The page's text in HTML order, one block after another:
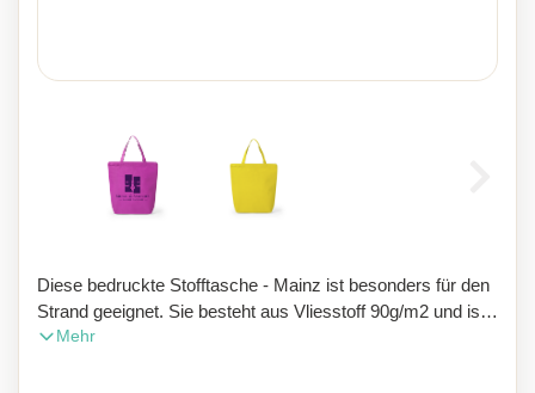
Diese bedruckte Stofftasche - Mainz ist besonders für den
Strand geeignet. Sie besteht aus Vliesstoff 90g/m2 und ist
in einer breiten Palette heller Farben erhältlich. Diese
Mehr